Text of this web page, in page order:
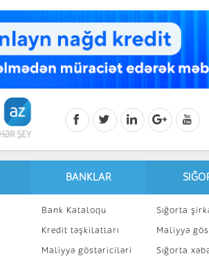
BANKLAR
Bank Kataloqu
Kredit təşkilatları
Maliyyə göstəriciləri
Sığorta
Maliyyə
Sığorta